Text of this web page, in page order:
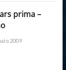
prima –
2009